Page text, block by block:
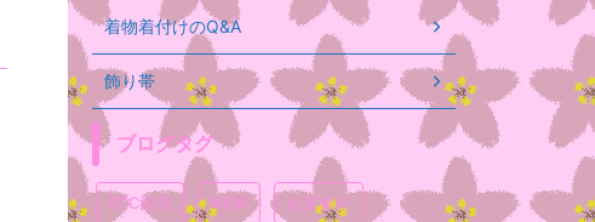
着物着付けのQ&A
飾り帯
ブログタグ
BTC決済 NEM お宮参り